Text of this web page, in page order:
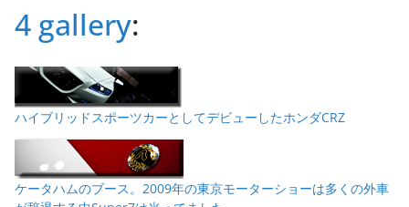
4 gallery:
ハイブリッドスポーツカーとしてデビューしたホンダCRZ
ケータハムのブース。2009年の東京モーターショーは多くの外車